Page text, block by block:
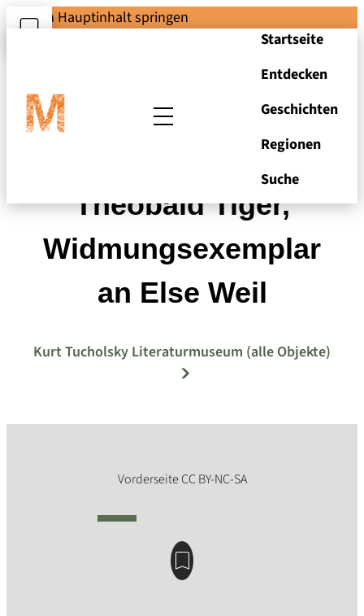
Zum Hauptinhalt springen
Startseite
Entdecken
Geschichten
Regionen
Suche
"Fromme Gesänge",
Theobald Tiger,
Widmungsexemplar
an Else Weil
Kurt Tucholsky Literaturmuseum (alle Objekte)